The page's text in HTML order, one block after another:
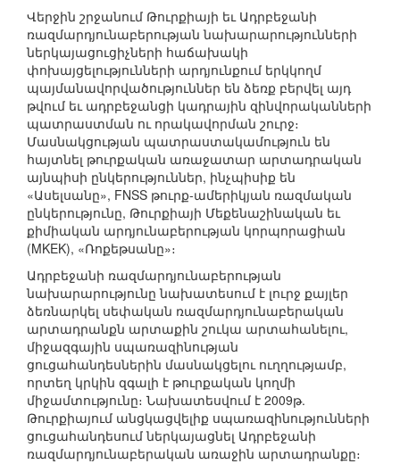
Վերջին շրջանում Թուրքիայի եւ Ադրբեջանի
ռազմարդյունաբերության նախարարությունների
ներկայացուցիչների հաճախակի
փոխայցելությունների արդյունքում երկկողմ
պայմանավորվածություններ են ձեռք բերվել այդ
թվում եւ ադրբեջանցի կադրային զինվորականների
պատրաստման ու որակավորման շուրջ։
Մասնակցության պատրաստակամություն են
հայտնել թուրքական առաջատար արտադրական
այնպիսի ընկերություններ, ինչպիսիք են
«Ասելսանը», FNSS թուրք-ամերիկյան ռազմական
ընկերությունը, Թուրքիայի Մեքենաշինական եւ
քիմիական արդյունաբերության կորպորացիան
(MKEK), «Ռոքեթսանը»։
Ադրբեջանի ռազմարդյունաբերության
նախարարությունը նախատեսում է լուրջ քայլեր
ձեռնարկել սեփական ռազմարդյունաբերական
արտադրանքն արտաքին շուկա արտահանելու,
միջազգային սպառազինության
ցուցահանդեսներին մասնակցելու ուղղությամբ,
որտեղ կրկին զգալի է թուրքական կողմի
միջամտությունը։ Նախատեսվում է 2009թ.
Թուրքիայում անցկացվելիք սպառազինությունների
ցուցահանդեսում ներկայացնել Ադրբեջանի
ռազմարդյունաբերական առաջին արտադրանքը։